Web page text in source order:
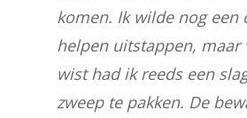
komen. Ik wilde nog een
helpen uitstappen, maar
wist had ik reeds een
zweep te pakken. De